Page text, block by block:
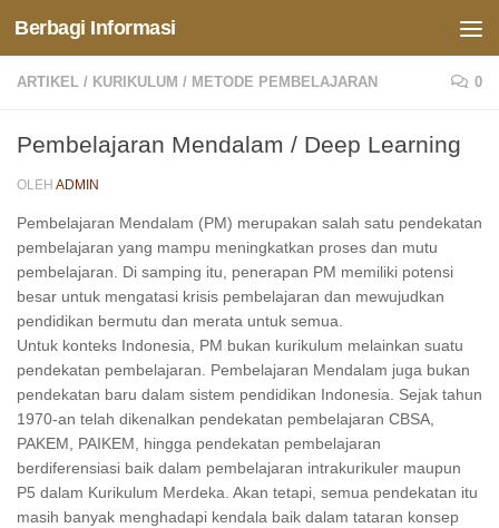
Skip to content
Berbagi Informasi
ARTIKEL / KURIKULUM / METODE PEMBELAJARAN 0
Pembelajaran Mendalam / Deep Learning
OLEH ADMIN
Pembelajaran Mendalam (PM) merupakan salah satu pendekatan
pembelajaran yang mampu meningkatkan proses dan mutu
pembelajaran. Di samping itu, penerapan PM memiliki potensi
besar untuk mengatasi krisis pembelajaran dan mewujudkan
pendidikan bermutu dan merata untuk semua.
Untuk konteks Indonesia, PM bukan kurikulum melainkan suatu
pendekatan pembelajaran. Pembelajaran Mendalam juga bukan
pendekatan baru dalam sistem pendidikan Indonesia. Sejak tahun
1970-an telah dikenalkan pendekatan pembelajaran CBSA,
PAKEM, PAIKEM, hingga pendekatan pembelajaran
berdiferensiasi baik dalam pembelajaran intrakurikuler maupun
P5 dalam Kurikulum Merdeka. Akan tetapi, semua pendekatan itu
masih banyak menghadapi kendala baik dalam tataran konsep